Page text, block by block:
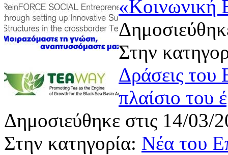
«Κοινωνική
Στην
Δράσεις του
πλαίσιο του
Δημοσιεύθηκε στις 14/03/
Στην κατηγορία: Νέα του